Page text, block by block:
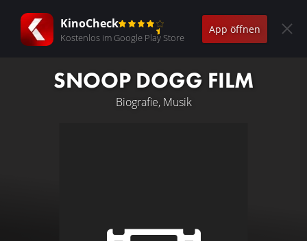
KinoCheck
Kostenlos im Google Play Store
App öffnen
SNOOP DOGG FILM
Biografie, Musik